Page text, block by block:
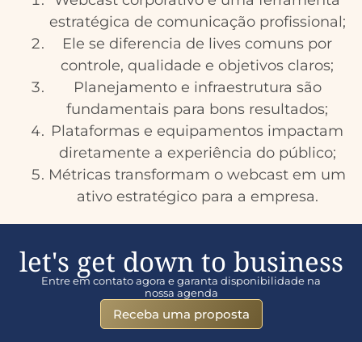
estratégica de comunicação profissional;
Ele se diferencia de lives comuns por
controle, qualidade e objetivos claros;
Planejamento e infraestrutura são
fundamentais para bons resultados;
Plataformas e equipamentos impactam
diretamente a experiência do público;
Métricas transformam o webcast em um
ativo estratégico para a empresa.
let's get down to business
Entre em contato agora e garanta disponibilidade na
nossa agenda
Receba uma proposta